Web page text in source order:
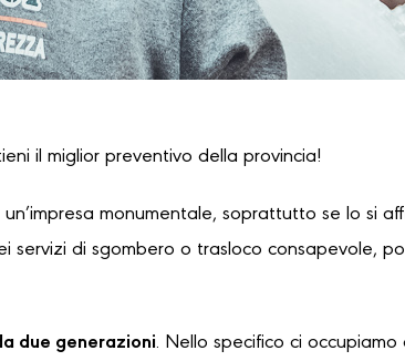
il miglior preventivo della provincia!
monumentale, soprattutto se lo si
di sgombero o trasloco consapevole,
due generazioni. Nello specifico ci occupiamo